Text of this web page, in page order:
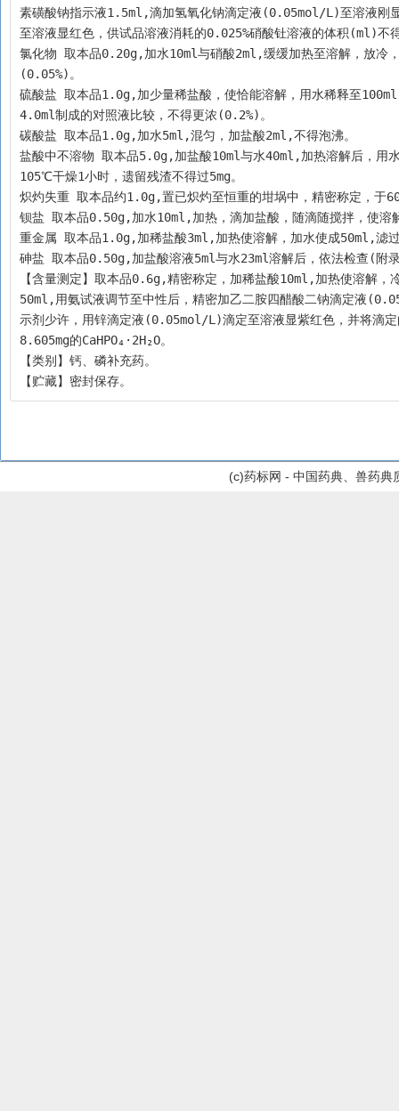
素磺酸钠指示液1.5ml,滴加氢氧化钠滴定液(0.05mol/L)至溶液刚
至溶液显红色，供试品溶液消耗的0.025%硝酸钍溶液的体积(ml)
氯化物 取本品0.20g,加水10ml与硝酸2ml,缓缓加热至溶解，放冷
(0.05%)。
硫酸盐 取本品1.0g,加少量稀盐酸，使恰能溶解，用水稀释至
4.0ml制成的对照液比较，不得更浓(0.2%)。
碳酸盐 取本品1.0g,加水5ml,混匀，加盐酸2ml,不得泡沸。
盐酸中不溶物 取本品5.0g,加盐酸10ml与水40ml,加热溶解后，用
105℃干燥1小时，遗留残渣不得过5mg。
炽灼失重 取本品约1.0g,置已炽灼至恒重的坩埚中，精密称定，于
钡盐 取本品0.50g,加水10ml,加热，滴加盐酸，随滴随搅拌，使溶
重金属 取本品1.0g,加稀盐酸3ml,加热使溶解，加水使成50ml,滤
砷盐 取本品0.50g,加盐酸溶液5ml与水23ml溶解后，依法检查(附
【含量测定】取本品0.6g,精密称定，加稀盐酸10ml,加热使溶解
50ml,用氨试液调节至中性后，精密加乙二胺四醋酸二钠滴定液
示剂少许，用锌滴定液(0.05mol/L)滴定至溶液显紫红色，并将滴
8.605mg的CaHPO₄·2H₂O。
【类别】钙、磷补充药。
【贮藏】密封保存。
(c)药标网 - 中国药典、兽药典